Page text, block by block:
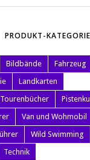
PRODUKT-
Bildbände
Fahrzeug
Landkarten
Van und Wohmobil
Wild Swimming
Technik